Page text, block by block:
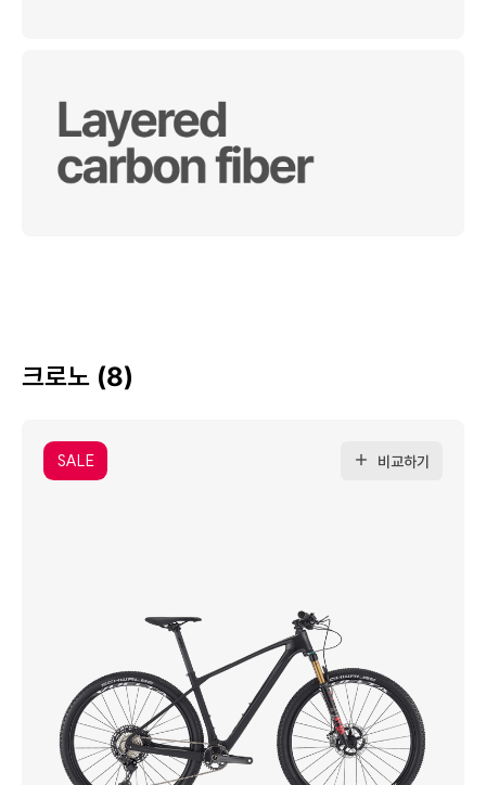
크로노 (8)
SALE 비교하기